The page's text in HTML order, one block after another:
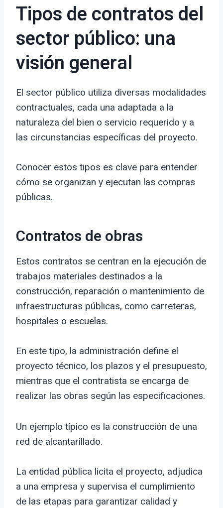
Tipos de contratos del
sector público: una
visión general
El sector público utiliza diversas modalidades
contractuales, cada una adaptada a la
naturaleza del bien o servicio requerido y a
las circunstancias específicas del proyecto.
Conocer estos tipos es clave para entender
cómo se organizan y ejecutan las compras
públicas.
Contratos de obras
Estos contratos se centran en la ejecución de
trabajos materiales destinados a la
construcción, reparación o mantenimiento de
infraestructuras públicas, como carreteras,
hospitales o escuelas.
En este tipo, la administración define el
proyecto técnico, los plazos y el presupuesto,
mientras que el contratista se encarga de
realizar las obras según las especificaciones.
Un ejemplo típico es la construcción de una
red de alcantarillado.
La entidad pública licita el proyecto, adjudica
a una empresa y supervisa el cumplimiento
de las etapas para garantizar calidad y